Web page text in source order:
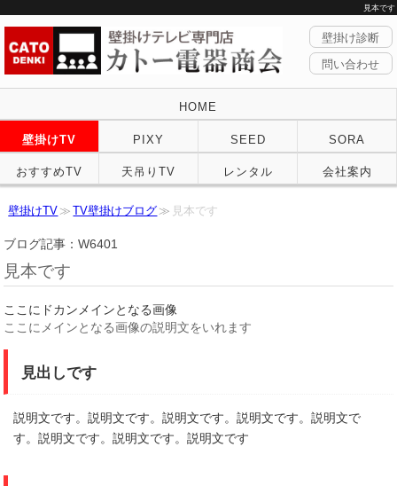
見本です
壁掛け診断
問い合わせ
HOME
壁掛けTV PIXY SEED SORA
おすすめTV 天吊りTV レンタル 会社案内
壁掛けTV TV壁掛けブログ 見本です
ブログ記事：W6401
見本です
ここにドカンメインとなる画像
ここにメインとなる画像の説明文をいれます
見出しです
説明文です。説明文です。説明文です。説明文です。説明文で
す。説明文です。説明文です。説明文です